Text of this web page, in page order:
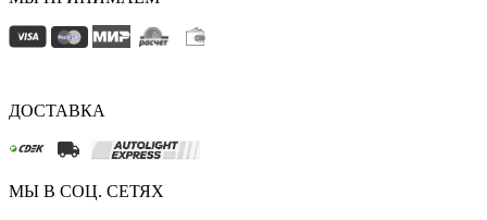
ДОСТАВКА
МЫ В СОЦ. СЕТЯХ